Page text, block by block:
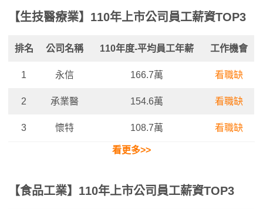
【生技醫療業】110年上市公司員工薪資TOP3
排名 公司名稱 110年度-平均員工年薪 工作機會
1 永信 166.7萬 看職缺
2 承業醫 154.6萬 看職缺
3 懷特 108.7萬 看職缺
看更多>>
【食品工業】110年上市公司員工薪資TOP3